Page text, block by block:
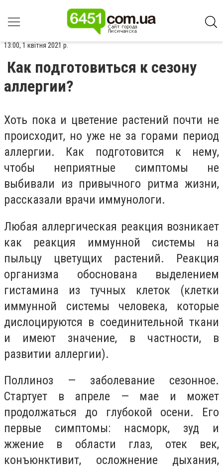
13:00, 1 квітня 2021 р.
Как подготовиться к сезону
аллергии?
Хоть пока и цветение растений почти не
происходит, но уже не за горами период
аллергии. Как подготовится к нему,
чтобы неприятные симптомы не
выбивали из привычного ритма жизни,
рассказали врачи иммунологи.
Любая аллергическая реакция возникает
как реакция иммунной системы на
пыльцу цветущих растений. Реакция
организма обоснована выделением
гистамина из тучных клеток (клетки
иммунной системы человека, которые
дислоцируются в соединительной ткани
и имеют значение, в частности, в
развитии аллергии).
Поллиноз — заболевание сезонное.
Стартует в апреле — мае и может
продолжаться до глубокой осени. Его
первые симптомы: насморк, зуд и
жжение в области глаз, отек век,
конъюнктивит, осложнение дыхания,